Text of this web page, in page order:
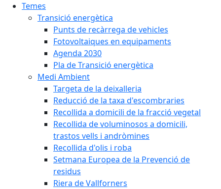
Temes
Transició energètica
Punts de recàrrega de vehicles
Fotovoltaiques en equipaments
Agenda 2030
Pla de Transició energètica
Medi Ambient
Targeta de la deixalleria
Reducció de la taxa d'escombraries
Recollida a domicili de la fracció vegetal
Recollida de voluminosos a domicili,
trastos vells i andròmines
Recollida d'olis i roba
Setmana Europea de la Prevenció de
residus
Riera de Vallforners